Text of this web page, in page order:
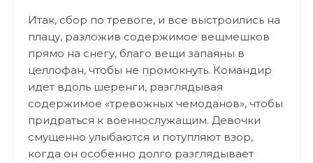
Итак, сбор по тревоге, и все выстроились на
плацу, разложив содержимое вещмешков
прямо на снегу, благо вещи запаяны в
целлофан, чтобы не промокнуть. Командир
идет вдоль шеренги, разглядывая
содержимое «тревожных чемоданов», чтобы
придраться к военнослужащим. Девочки
смущенно улыбаются и потупляют взор,
когда он особенно долго разглядывает